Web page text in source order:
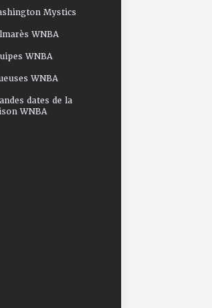
Mystics
WNBA
WNBA
WNBA
dates de la
WNBA